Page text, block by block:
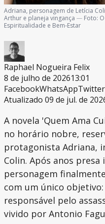
Adriana, personagem de Letícia
Arthur e planeja vingança — Foto:
Espiritualidade e Bem-Estar
Raphael Nogueira Felix
8 de julho de 202613:01
FacebookWhatsAppTwitter
Atualizado 09 de jul. de
A novela 'Quem Ama
no horário nobre,
protagonista Adriana,
Colin. Após anos
personagem
com um único
responsável pelo
vivido por Antonio